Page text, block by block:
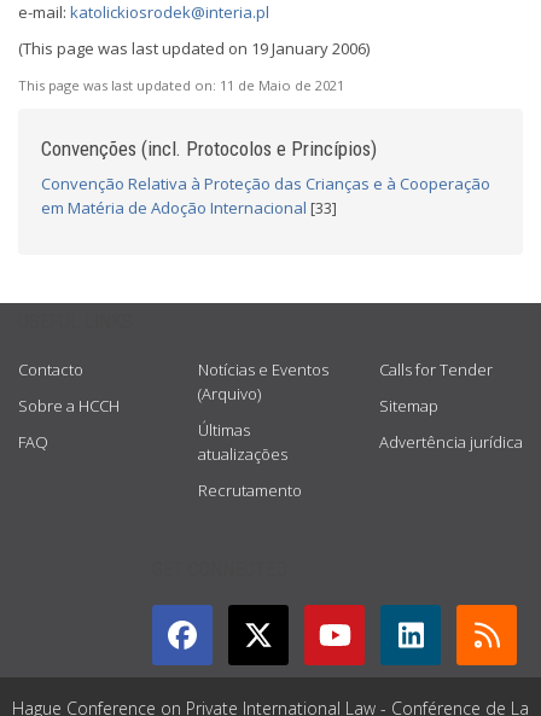
e-mail: katolickiosrodek@interia.pl
(This page was last updated on 19 January 2006)
This page was last updated on: 11 de Maio de 2021
Convenções (incl. Protocolos e Princípios)
Convenção Relativa à Proteção das Crianças e à Cooperação
em Matéria de Adoção Internacional [33]
Contacto
Sobre a HCCH
FAQ
Notícias e Eventos
(Arquivo)
Últimas
atualizações
Recrutamento
Calls for Tender
Sitemap
Advertência jurídica
Hague Conference on Private International Law - Conférence de La